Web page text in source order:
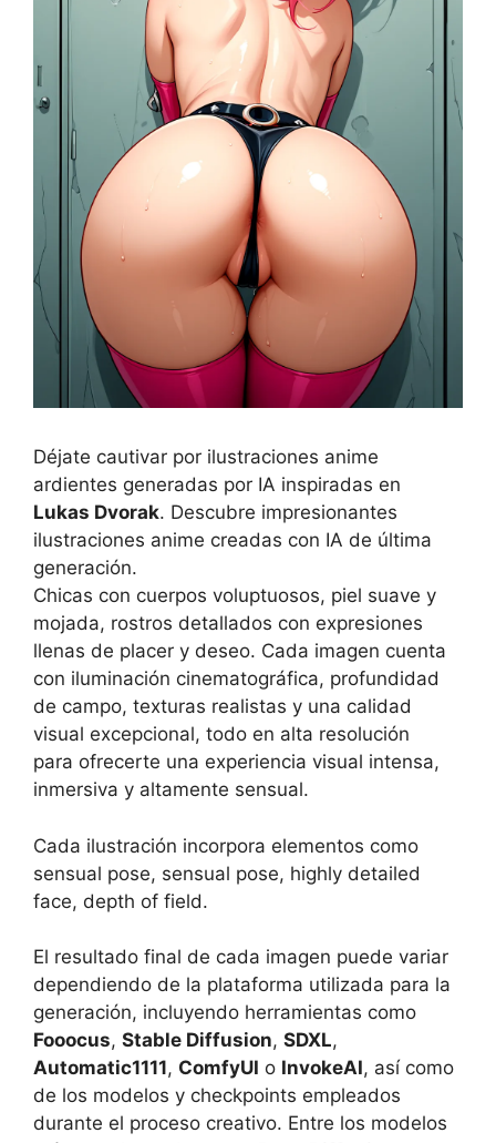
Déjate cautivar por ilustraciones anime
ardientes generadas por IA inspiradas en
Lukas Dvorak. Descubre impresionantes
ilustraciones anime creadas con IA de última
generación.
Chicas con cuerpos voluptuosos, piel suave y
mojada, rostros detallados con expresiones
llenas de placer y deseo. Cada imagen cuenta
con iluminación cinematográfica, profundidad
de campo, texturas realistas y una calidad
visual excepcional, todo en alta resolución
para ofrecerte una experiencia visual intensa,
inmersiva y altamente sensual.
Cada ilustración incorpora elementos como
sensual pose, sensual pose, highly detailed
face, depth of field.
El resultado final de cada imagen puede variar
dependiendo de la plataforma utilizada para la
generación, incluyendo herramientas como
Fooocus, Stable Diffusion, SDXL,
Automatic1111, ComfyUI o InvokeAI, así como
de los modelos y checkpoints empleados
durante el proceso creativo. Entre los modelos